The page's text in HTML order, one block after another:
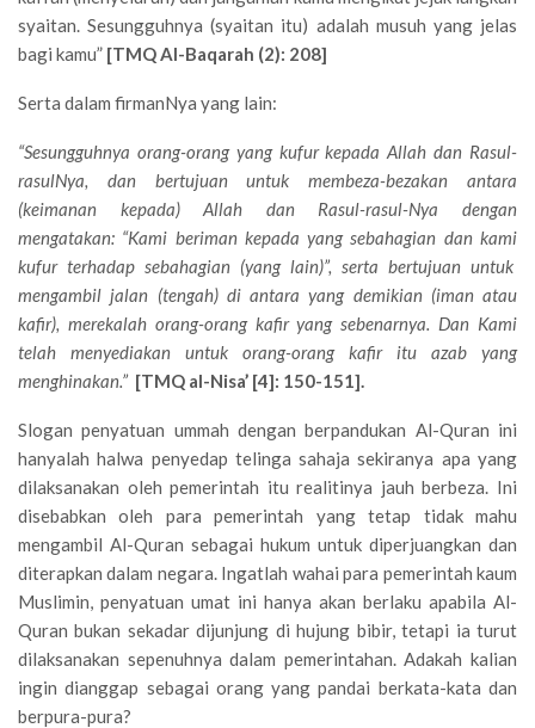
syaitan. Sesungguhnya (syaitan itu) adalah musuh yang jelas
bagi kamu” [TMQ Al-Baqarah (2): 208]
Serta dalam firmanNya yang lain:
“Sesungguhnya orang-orang yang kufur kepada Allah dan Rasul-
rasulNya, dan bertujuan untuk membeza-bezakan antara
(keimanan kepada) Allah dan Rasul-rasul-Nya dengan
mengatakan: “Kami beriman kepada yang sebahagian dan kami
kufur terhadap sebahagian (yang lain)”, serta bertujuan untuk
mengambil jalan (tengah) di antara yang demikian (iman atau
kafir), merekalah orang-orang kafir yang sebenarnya. Dan Kami
telah menyediakan untuk orang-orang kafir itu azab yang
menghinakan.” [TMQ al-Nisa’ [4]: 150-151].
Slogan penyatuan ummah dengan berpandukan Al-Quran ini
hanyalah halwa penyedap telinga sahaja sekiranya apa yang
dilaksanakan oleh pemerintah itu realitinya jauh berbeza. Ini
disebabkan oleh para pemerintah yang tetap tidak mahu
mengambil Al-Quran sebagai hukum untuk diperjuangkan dan
diterapkan dalam negara. Ingatlah wahai para pemerintah kaum
Muslimin, penyatuan umat ini hanya akan berlaku apabila Al-
Quran bukan sekadar dijunjung di hujung bibir, tetapi ia turut
dilaksanakan sepenuhnya dalam pemerintahan. Adakah kalian
ingin dianggap sebagai orang yang pandai berkata-kata dan
berpura-pura?